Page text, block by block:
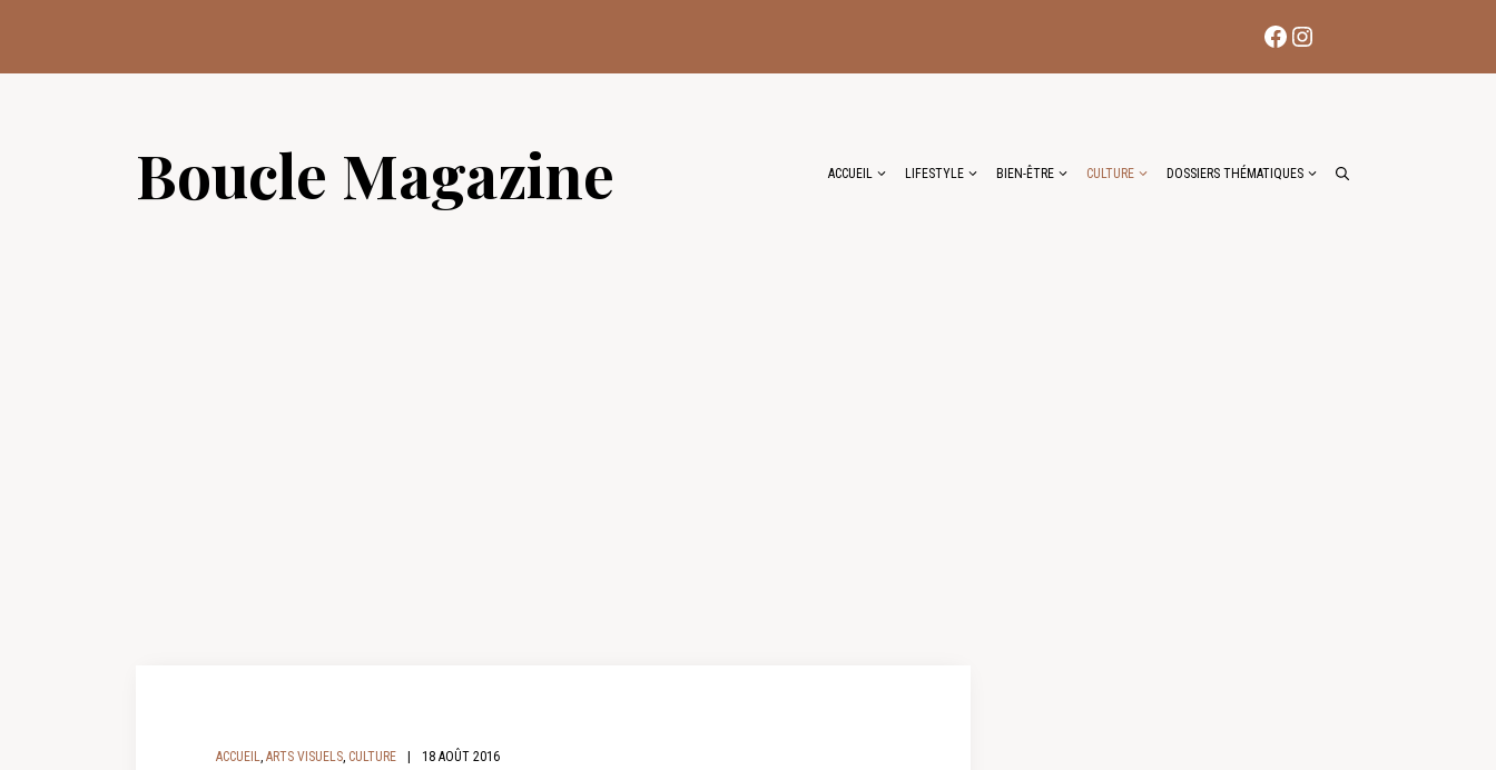
contenu
Facebook
Instagram
Boucle Magazine ACCUEIL LIFESTYLE BIEN-ÊTRE CULTURE DOSSIERS THÉMATIQUES
ACCUEIL, ARTS VISUELS, CULTURE 18 AOÛT 2016